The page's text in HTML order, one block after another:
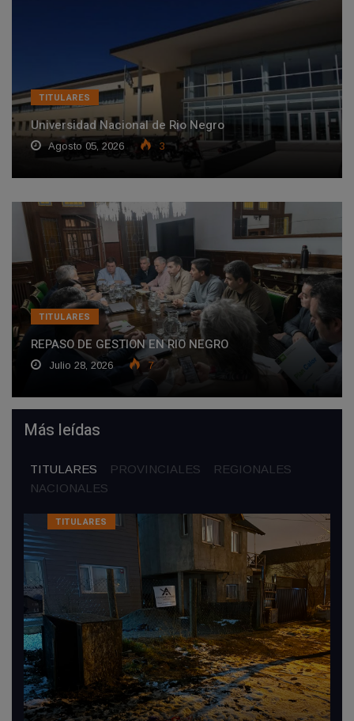
TITULARES
Universidad Nacional de Rio Negro
Agosto 05, 2026 3
TITULARES
REPASO DE GESTION EN RIO NEGRO
Julio 28, 2026 7
Más leídas
TITULARES PROVINCIALES
REGIONALES
NACIONALES
TITULARES